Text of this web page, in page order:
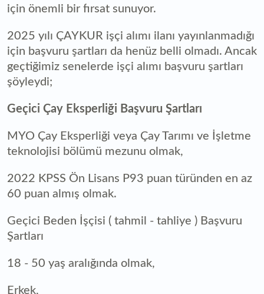
için önemli bir fırsat sunuyor.
2025 yılı ÇAYKUR işçi alımı ilanı yayınlanmadığı
için başvuru şartları da henüz belli olmadı. Ancak
geçtiğimiz senelerde işçi alımı başvuru şartları
şöyleydi;
Geçici Çay Eksperliği Başvuru Şartları
MYO Çay Eksperliği veya Çay Tarımı ve İşletme
teknolojisi bölümü mezunu olmak,
2022 KPSS Ön Lisans P93 puan türünden en az
60 puan almış olmak.
Geçici Beden İşçisi ( tahmil - tahliye ) Başvuru
Şartları
18 - 50 yaş aralığında olmak,
Erkek,